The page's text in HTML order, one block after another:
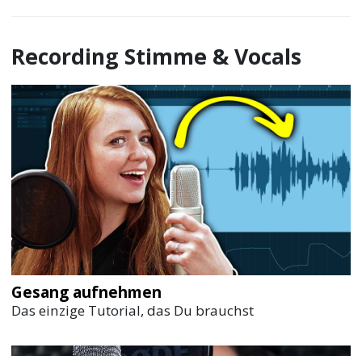
Recording Stimme & Vocals
Gesang aufnehmen
Das einzige Tutorial, das Du brauchst